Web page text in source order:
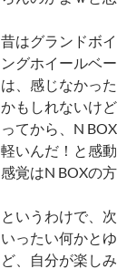
昔はグランドボ
ングホイールベ
は、感じなかっ
かもしれないけ
ってから、N
軽いんだ！と感
感覚はN BOXの
というわけで、
いったい何かと
ど、自分が楽し